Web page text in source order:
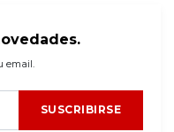
email.
SUSCRIBIRSE